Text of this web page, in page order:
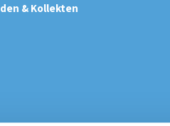
& Kollekten